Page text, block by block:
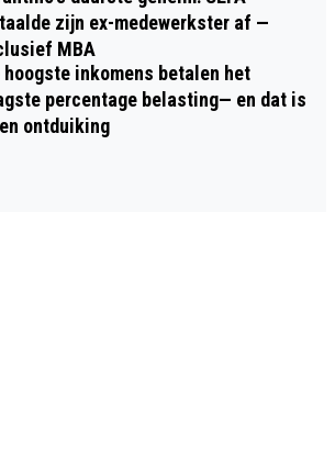
zijn ex-medewerkster af —
MBA
hoogste inkomens betalen het
percentage belasting— en dat is
ontduiking